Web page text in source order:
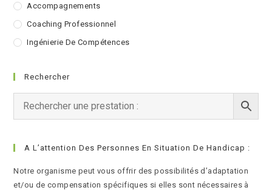
Accompagnements
Coaching Professionnel
Ingénierie De Compétences
Rechercher
A L’attention Des Personnes En Situation De Handicap :
Notre organisme peut vous offrir des possibilités d’adaptation
et/ou de compensation spécifiques si elles sont nécessaires à